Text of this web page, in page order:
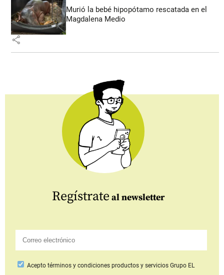
Murió la bebé hipopótamo rescatada en el
Magdalena Medio
share
Regístrate al newsletter
Aceptotérminos y condiciones productos y serviciosGrupo EL